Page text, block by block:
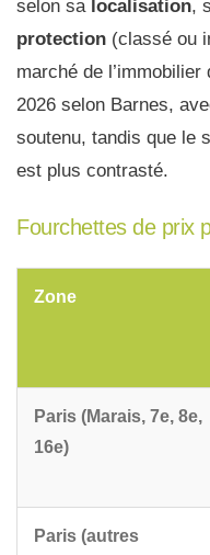
selon sa localisation,
protection (classé ou
marché de
2026 selon Barnes,
soutenu, tandis que le
est plus contrasté.
Fourchettes de prix
Zone
Paris (Marais, 7e, 8e,
16e)
Paris (autres